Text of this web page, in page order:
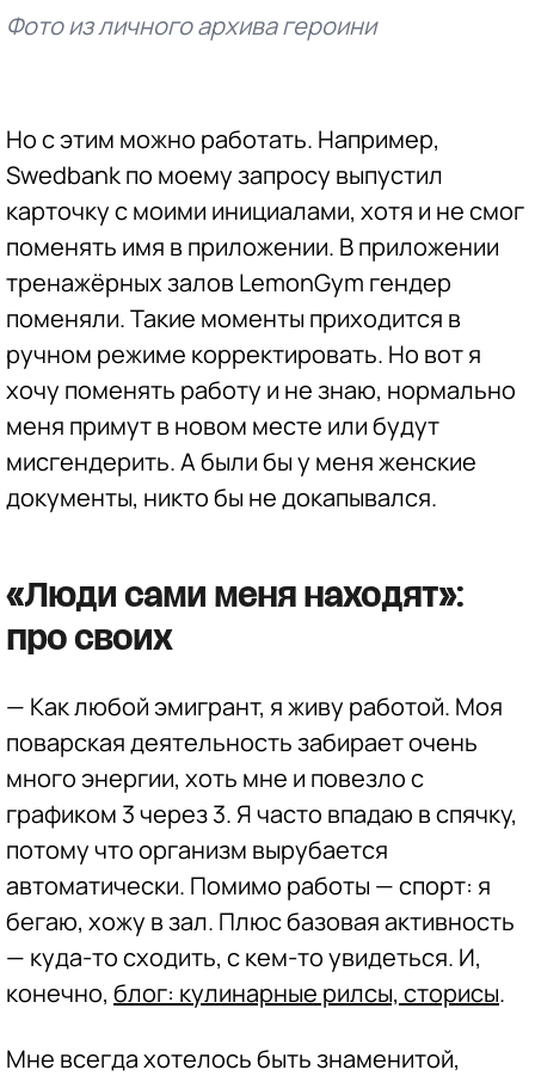
Фото из личного архива героини
Но с этим можно работать. Например,
Swedbank по моему запросу выпустил
карточку с моими инициалами, хотя и не смог
поменять имя в приложении. В приложении
тренажёрных залов LemonGym гендер
поменяли. Такие моменты приходится в
ручном режиме корректировать. Но вот я
хочу поменять работу и не знаю, нормально
меня примут в новом месте или будут
мисгендерить. А были бы у меня женские
документы, никто бы не докапывался.
«Люди сами меня находят»:
про своих
— Как любой эмигрант, я живу работой. Моя
поварская деятельность забирает очень
много энергии, хоть мне и повезло с
графиком 3 через 3. Я часто впадаю в спячку,
потому что организм вырубается
автоматически. Помимо работы — спорт: я
бегаю, хожу в зал. Плюс базовая активность
— куда-то сходить, с кем-то увидеться. И,
конечно, блог: кулинарные рилсы, сторисы.
Мне всегда хотелось быть знаменитой,